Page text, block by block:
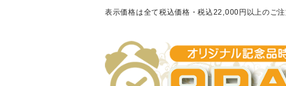
表示価格は全て税込価格・税込22,000円以上のご